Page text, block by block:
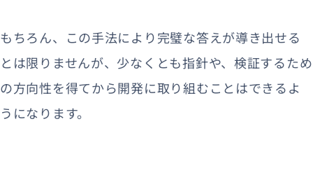
もちろん、この手法により完璧な答えが導き出せる
とは限りませんが、少なくとも指針や、検証するため
の方向性を得てから開発に取り組むことはできるよ
うになります。